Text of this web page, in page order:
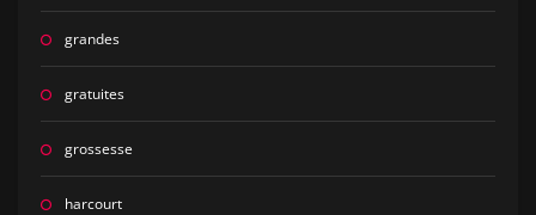
grandes
gratuites
grossesse
harcourt